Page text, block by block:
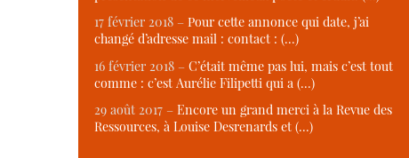
17 février 2018 – Pour cette annonce qui date, j’ai
changé d’adresse mail : contact : (…)
16 février 2018 – C’était même pas lui, mais c’est tout
comme : c’est Aurélie Filipetti qui a (…)
29 août 2017 – Encore un grand merci à la Revue des
Ressources, à Louise Desrenards et (…)